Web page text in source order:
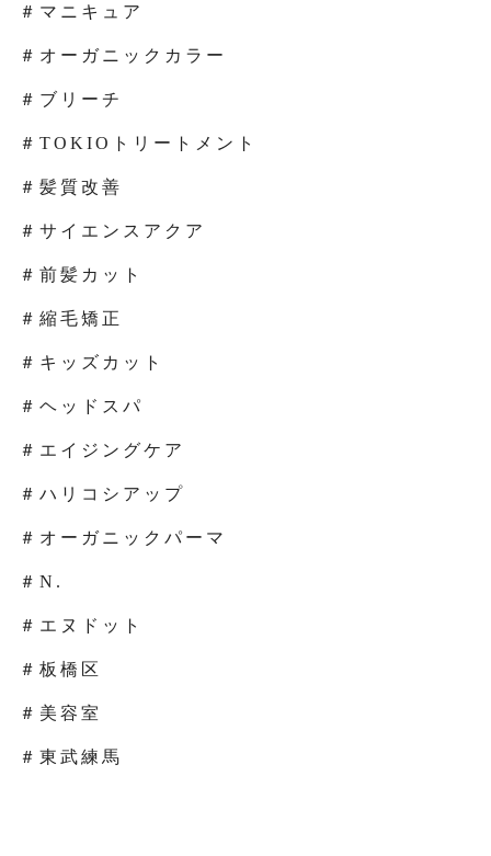
＃マニキュア
＃オーガニックカラー
＃ブリーチ
＃TOKIOトリートメント
＃髪質改善
＃サイエンスアクア
＃前髪カット
＃縮毛矯正
＃キッズカット
＃ヘッドスパ
＃エイジングケア
＃ハリコシアップ
＃オーガニックパーマ
＃N.
＃エヌドット
＃板橋区
＃美容室
＃東武練馬